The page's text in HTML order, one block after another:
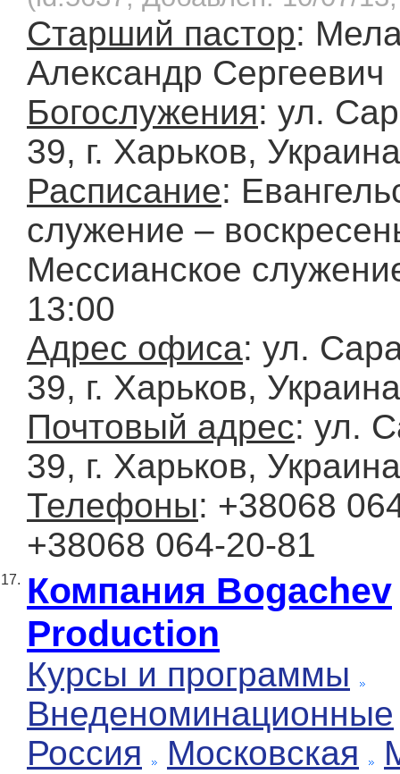
Старший пастор:
Александр Сергеевич
Богослужения: ул.
39, г. Харьков, Украина
Расписание:
служение –
Мессианское
13:00
Адрес офиса: ул.
39, г. Харьков, Украина
Почтовый адрес: ул.
39, г. Харьков, Украина
Телефоны: +38068
+38068 064-20-81
17. Компания Bogachev
Production
Курсы и программы
Внеденоминационные
Россия
Московская